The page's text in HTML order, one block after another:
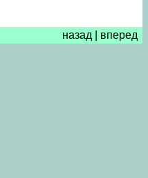
назад вперед